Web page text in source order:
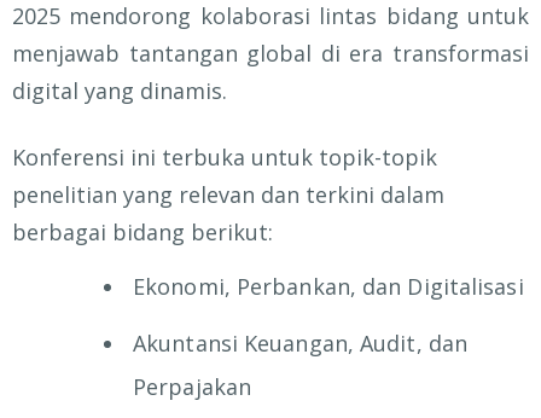
2025 mendorong kolaborasi lintas bidang untuk
menjawab tantangan global di era transformasi
digital yang dinamis.
Konferensi ini terbuka untuk topik-topik
penelitian yang relevan dan terkini dalam
berbagai bidang berikut:
Ekonomi, Perbankan, dan Digitalisasi
Akuntansi Keuangan, Audit, dan
Perpajakan